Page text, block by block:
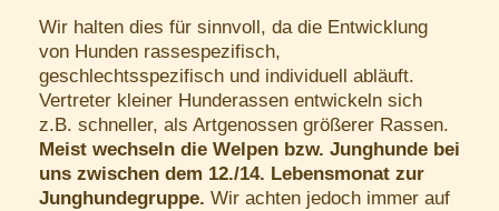
Wir halten dies für sinnvoll, da die Entwicklung
von Hunden rassespezifisch,
geschlechtsspezifisch und individuell abläuft.
Vertreter kleiner Hunderassen entwickeln sich
z.B. schneller, als Artgenossen größerer Rassen.
Meist wechseln die Welpen bzw. Junghunde bei
uns zwischen dem 12./14. Lebensmonat zur
Junghundegruppe. Wir achten jedoch immer auf